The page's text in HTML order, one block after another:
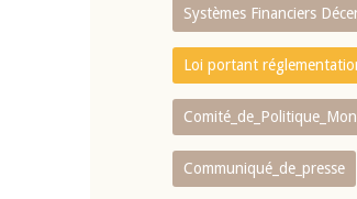
Systèmes Financiers
Loi portant
Communiqué_de_presse